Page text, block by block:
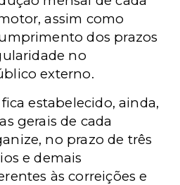
assim como
dos prazos
no
externo.
estabelecido, ainda,
gerais de cada
no prazo de três
e demais
às correições e